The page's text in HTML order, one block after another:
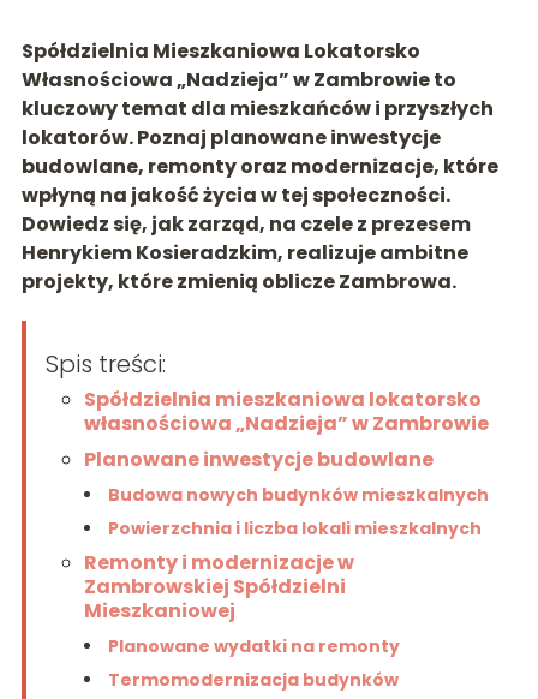
Spółdzielnia Mieszkaniowa Lokatorsko
Własnościowa „Nadzieja” w Zambrowie to
kluczowy temat dla mieszkańców i przyszłych
lokatorów. Poznaj planowane inwestycje
budowlane, remonty oraz modernizacje, które
wpłyną na jakość życia w tej społeczności.
Dowiedz się, jak zarząd, na czele z prezesem
Henrykiem Kosieradzkim, realizuje ambitne
projekty, które zmienią oblicze Zambrowa.
Spis treści:
Spółdzielnia mieszkaniowa lokatorsko
własnościowa „Nadzieja” w Zambrowie
Planowane inwestycje budowlane
Budowa nowych budynków mieszkalnych
Powierzchnia i liczba lokali mieszkalnych
Remonty i modernizacje w
Zambrowskiej Spółdzielni
Mieszkaniowej
Planowane wydatki na remonty
Termomodernizacja budynków